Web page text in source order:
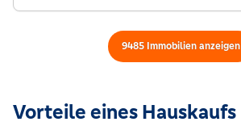
9485 Immobilienanzeigen
Vorteile eines Hauskaufs